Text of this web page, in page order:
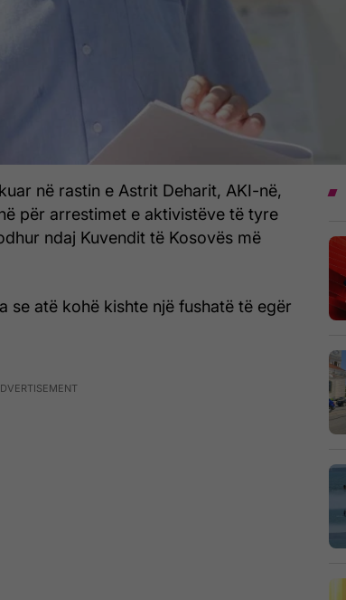
në rastin e Astrit Deharit, AKI-në,
për arrestimet e aktivistëve të tyre
ndaj Kuvendit të Kosovës më
se atë kohë kishte një fushatë të egër